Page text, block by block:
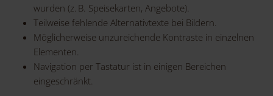
wurden (z. B. Speisekarten, Angebote).
Teilweise fehlende Alternativtexte bei Bildern.
Möglicherweise unzureichende Kontraste in einzelnen
Elementen.
Navigation per Tastatur ist in einigen Bereichen
eingeschränkt.